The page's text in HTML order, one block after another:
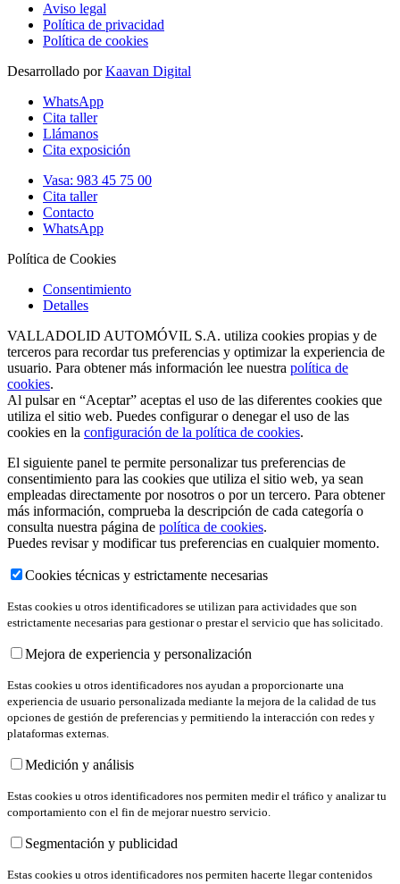
Aviso legal
Política de privacidad
Política de cookies
Desarrollado porKaavan Digital
WhatsApp
Cita taller
Llámanos
Cita exposición
Vasa: 983 45 75 00
Cita taller
Contacto
WhatsApp
Política de Cookies
Consentimiento
Detalles
VALLADOLID AUTOMÓVIL S.A. utiliza cookies propias y de
terceros para recordar tus preferencias y optimizar la experiencia de
usuario. Para obtener más información lee nuestra política de
cookies.
Al pulsar en “Aceptar” aceptas el uso de las diferentes cookies que
utiliza el sitio web. Puedes configurar o denegar el uso de las
cookies en la configuración de la política de cookies.
El siguiente panel te permite personalizar tus preferencias de
consentimiento para las cookies que utiliza el sitio web, ya sean
empleadas directamente por nosotros o por un tercero. Para obtener
más información, comprueba la descripción de cada categoría o
consulta nuestra página de política de cookies.
Puedes revisar y modificar tus preferencias en cualquier momento.
Cookies técnicas y estrictamente necesarias
Estas cookies u otros identificadores se utilizan para actividades que son
estrictamente necesarias para gestionar o prestar el servicio que has solicitado.
Mejora de experiencia y personalización
Estas cookies u otros identificadores nos ayudan a proporcionarte una
experiencia de usuario personalizada mediante la mejora de la calidad de tus
opciones de gestión de preferencias y permitiendo la interacción con redes y
plataformas externas.
Medición y análisis
Estas cookies u otros identificadores nos permiten medir el tráfico y analizar tu
comportamiento con el fin de mejorar nuestro servicio.
Segmentación y publicidad
Estas cookies u otros identificadores nos permiten hacerte llegar contenidos